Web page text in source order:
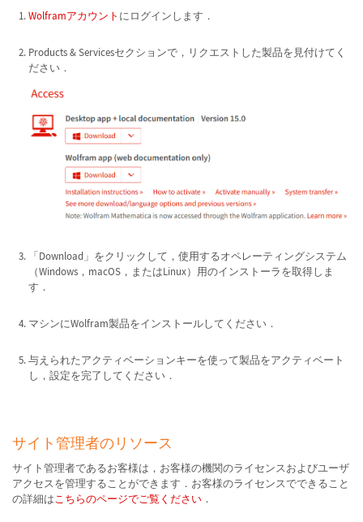
Wolframアカウント にログインします．
Products & Servicesセクションで，リクエストした製品を見付けてく
ださい．
「Download」をクリックして，使用するオペレーティングシステム
（Windows，macOS，またはLinux）用のインストーラを取得しま
す．
マシンにWolfram製品をインストールしてください．
与えられたアクティベーションキーを使って製品をアクティベート
し，設定を完了してください．
サイト管理者のリソース
サイト管理者であるお客様は，お客様の機関のライセンスおよびユーザ
アクセスを管理することができます．お客様のライセンスでできること
の詳細はこちらのページでご覧ください ．